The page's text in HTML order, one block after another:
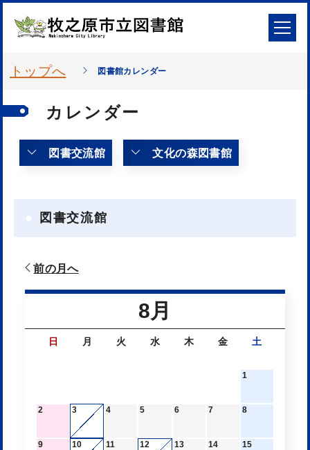
トップへ 図書館カレンダー
カレンダー
図書交流館 文化の森図書館
図書交流館
前の月へ
8月
日 月 火 水 木 金 土
1
2 3 4 5 6 7 8
9 10 11 12 13 14 15